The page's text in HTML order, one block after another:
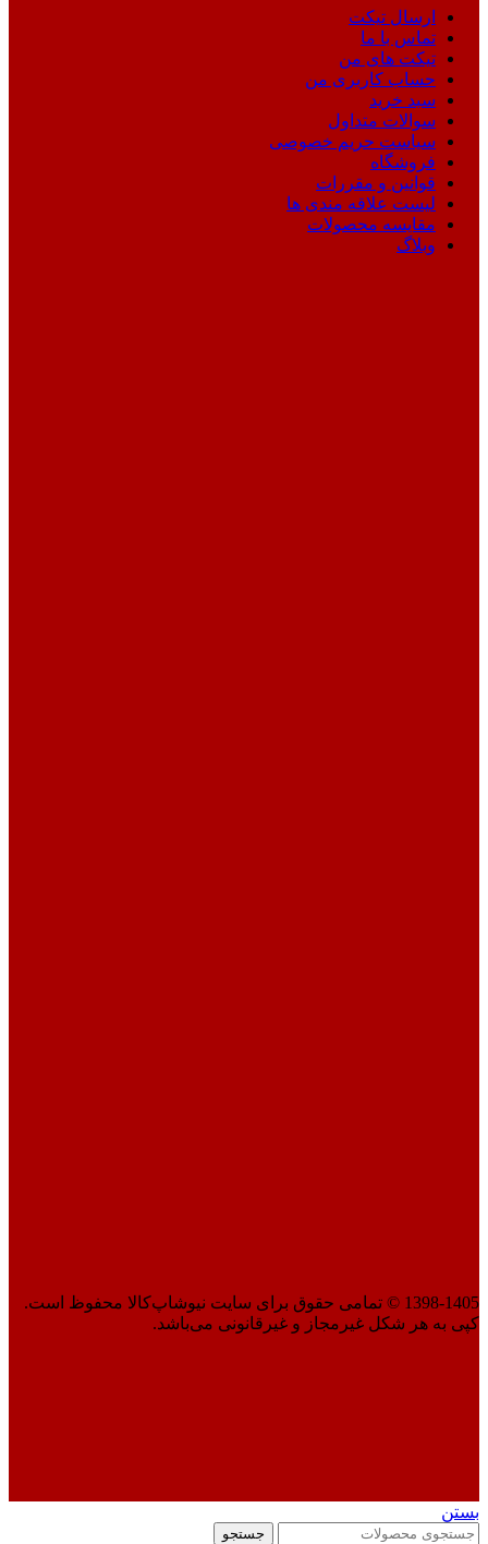
ارسال تیکت
تماس با ما
تیکت های من
حساب کاربری من
سبد خرید
سوالات متداول
سیاست حریم خصوصی
فروشگاه
قوانین و مقررات
لیست علاقه مندی ها
مقایسه محصولات
وبلاگ
1398-1405 © تمامی حقوق برای سایت نیوشاپ‌کالا محفوظ است.
کپی به هر شکل غیرمجاز و غیرقانونی می‌باشد.
بستن
جستجو